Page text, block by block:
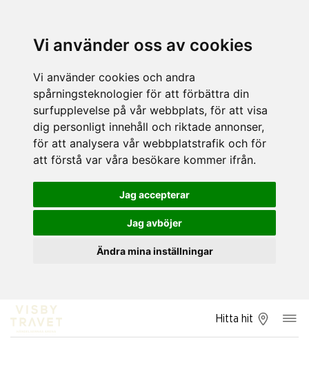
Vi använder oss av cookies
Vi använder cookies och andra
spårningsteknologier för att förbättra din
surfupplevelse på vår webbplats, för att visa
dig personligt innehåll och riktade annonser,
för att analysera vår webbplatstrafik och för
att förstå var våra besökare kommer ifrån.
Jag accepterar
Jag avböjer
Ändra mina inställningar
Hitta hit